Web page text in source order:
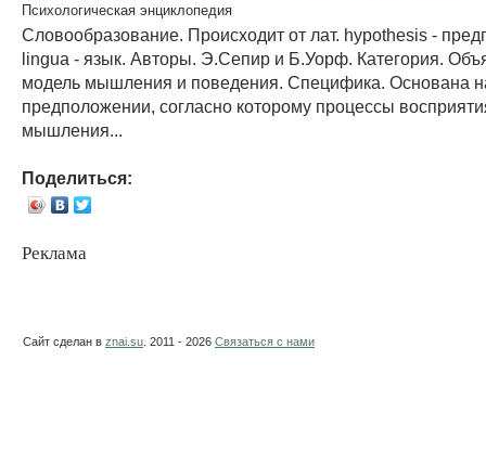
Психологическая энциклопедия
Словообразование. Происходит от лат. hypothesis -
lingua - язык. Авторы. Э.Сепир и Б.Уорф. Категория.
модель мышления и поведения. Специфика. Основана
предположении, согласно которому процессы
мышления...
Поделиться:
Реклама
Сайт сделан в znai.su . 2011 - 2026 Связаться с нами